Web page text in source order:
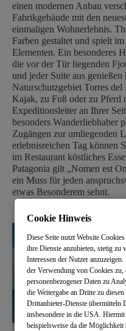
einen modernen Anbau
Fabrikgebäude mit den
einmaligen Wohnerlebnis.
Farben gestaltet und spielt
Elementen. Ein besonderes
die vor der Tür liegenden
und jeder Suite aus
Naturschutzgebiet Torres
Kajak, zu Fuß oder zu Pferd
Expeditionsleiter an Ihrer
besonders Wanderliebhaber
Zugängen zur umliegenden
erlebnisreichen Tag können
im Restaurant köstliches
Patagonia gilt „Nomen est
ein Muss für jeden
etwas Besonderem sehnt.
Cookie Hinweis
Diese Seite nutzt Website
ihre Dienste anzubieten, stetig zu
Interessen der Nutzer
der Verwendung von Cookies zu,
personenbezogener Daten zu
die Weitergabe an Dritte zu
Drittanbieter-Dienste übermitteln
insbesondere in die USA.
beispielsweise da die Möglichkeit